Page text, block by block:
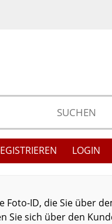
LOGIN
Foto-ID, die Sie über
sich über den